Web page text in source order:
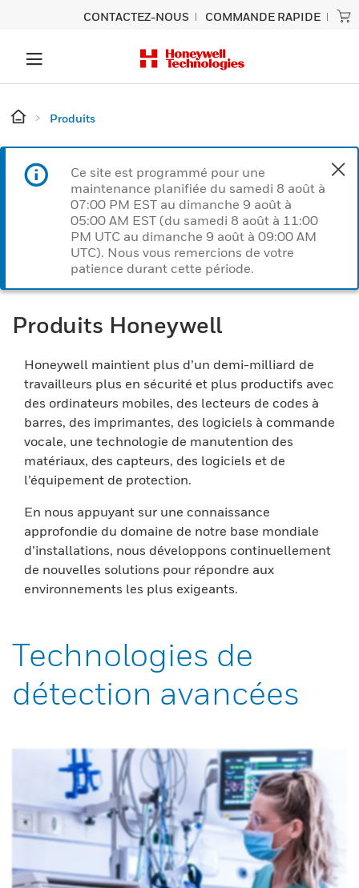
CONTACTEZ-NOUS COMMANDE RAPIDE
Produits
Ce site est programmé pour une
maintenance planifiée du samedi 8 août à
07:00 PM EST au dimanche 9 août à
05:00 AM EST (du samedi 8 août à 11:00
PM UTC au dimanche 9 août à 09:00 AM
UTC). Nous vous remercions de votre
patience durant cette période.
Produits Honeywell
Honeywell maintient plus d’un demi-milliard de
travailleurs plus en sécurité et plus productifs avec
des ordinateurs mobiles, des lecteurs de codes à
barres, des imprimantes, des logiciels à commande
vocale, une technologie de manutention des
matériaux, des capteurs, des logiciels et de
l’équipement de protection.
En nous appuyant sur une connaissance
approfondie du domaine de notre base mondiale
d’installations, nous développons continuellement
de nouvelles solutions pour répondre aux
environnements les plus exigeants.
Technologies de
détection avancées